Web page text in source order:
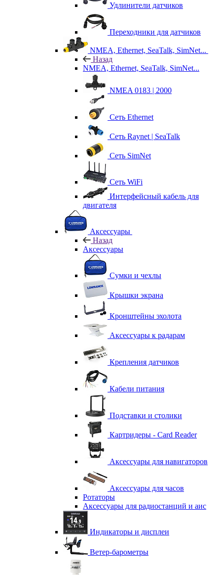
Удлинители датчиков
Переходники для датчиков
NMEA, Ethernet, SeaTalk, SimNet...
Назад
NMEA, Ethernet, SeaTalk, SimNet...
NMEA 0183 | 2000
Сеть Ethernet
Сеть Raynet | SeaTalk
Сеть SimNet
Сеть WiFi
Интерфейсный кабель для
двигателя
Аксессуары
Назад
Аксессуары
Сумки и чехлы
Крышки экрана
Кронштейны эхолота
Аксессуары к радарам
Крепления датчиков
Кабели питания
Подставки и столики
Картридеры - Card Reader
Аксессуары для навигаторов
Аксессуары для часов
Ротаторы
Аксессуары для радиостанций и аис
Индикаторы и дисплеи
Ветер-барометры